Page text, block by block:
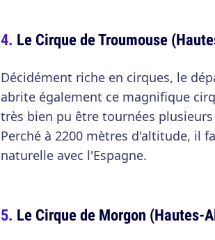
Le Cirque de Troumouse
Décidément riche en cirques, le
abrite également ce magnifique
très bien pu être tournées
Perché à 2200 mètres d'altitude, il
naturelle avec l'Espagne.
Le Cirque de Morgon (Hautes-